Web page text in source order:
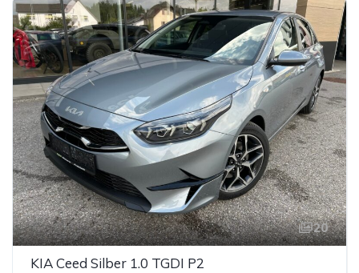
20
KIA Ceed Silber 1.0 TGDI P2